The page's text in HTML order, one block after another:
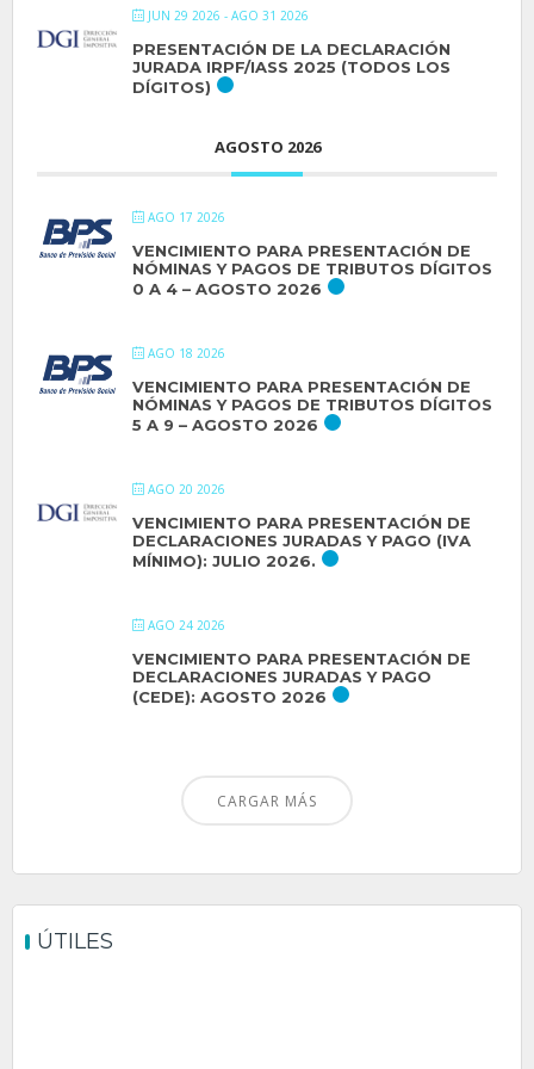
JUN 29 2026 - AGO 31 2026
PRESENTACIÓN DE LA DECLARACIÓN
JURADA IRPF/IASS 2025 (TODOS LOS
DÍGITOS)
AGOSTO 2026
AGO 17 2026
VENCIMIENTO PARA PRESENTACIÓN DE
NÓMINAS Y PAGOS DE TRIBUTOS DÍGITOS
0 A 4 – AGOSTO 2026
AGO 18 2026
VENCIMIENTO PARA PRESENTACIÓN DE
NÓMINAS Y PAGOS DE TRIBUTOS DÍGITOS
5 A 9 – AGOSTO 2026
AGO 20 2026
VENCIMIENTO PARA PRESENTACIÓN DE
DECLARACIONES JURADAS Y PAGO (IVA
MÍNIMO): JULIO 2026.
AGO 24 2026
VENCIMIENTO PARA PRESENTACIÓN DE
DECLARACIONES JURADAS Y PAGO
(CEDE): AGOSTO 2026
CARGAR MÁS
ÚTILES